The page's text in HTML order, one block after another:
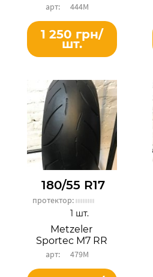
444М
1 250 грн/
шт.
180/55 R17
протектор:
Metzeler
Sportec M7 RR
479М
1 шт.